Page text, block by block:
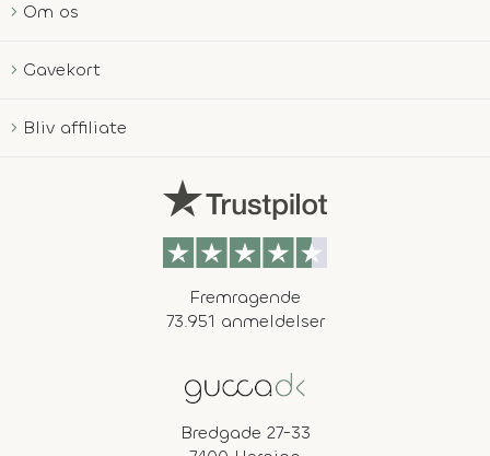
Om os
Gavekort
Bliv affiliate
Fremragende
73.951 anmeldelser
Bredgade 27-33